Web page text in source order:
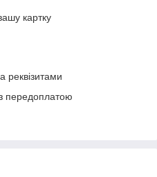
картку
реквізитами
передоплатою